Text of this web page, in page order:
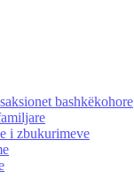
bashkëkohore
i zbukurimeve